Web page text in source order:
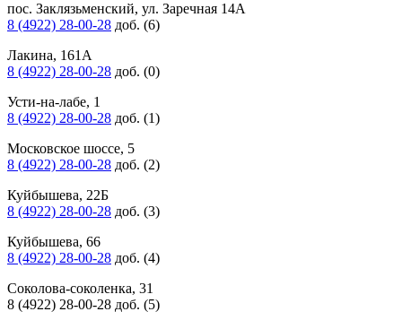
пос. Заклязьменский, ул. Заречная 14А
8 (4922) 28-00-28 доб. (6)
Лакина, 161А
8 (4922) 28-00-28 доб. (0)
Усти-на-лабе, 1
8 (4922) 28-00-28 доб. (1)
Московское шоссе, 5
8 (4922) 28-00-28 доб. (2)
Куйбышева, 22Б
8 (4922) 28-00-28 доб. (3)
Куйбышева, 66
8 (4922) 28-00-28 доб. (4)
Соколова-соколенка, 31
8 (4922) 28-00-28 доб. (5)